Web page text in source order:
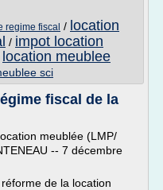
regime fiscal / location
/ impot location
location meublee
sci
fiscal de la
meublée (LMP/
-- 7 décembre
de la location